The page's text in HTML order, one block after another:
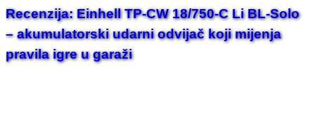
Recenzija: Einhell TP-CW 18/750-C Li BL-Solo
– akumulatorski udarni odvijač koji mijenja
pravila igre u garaži